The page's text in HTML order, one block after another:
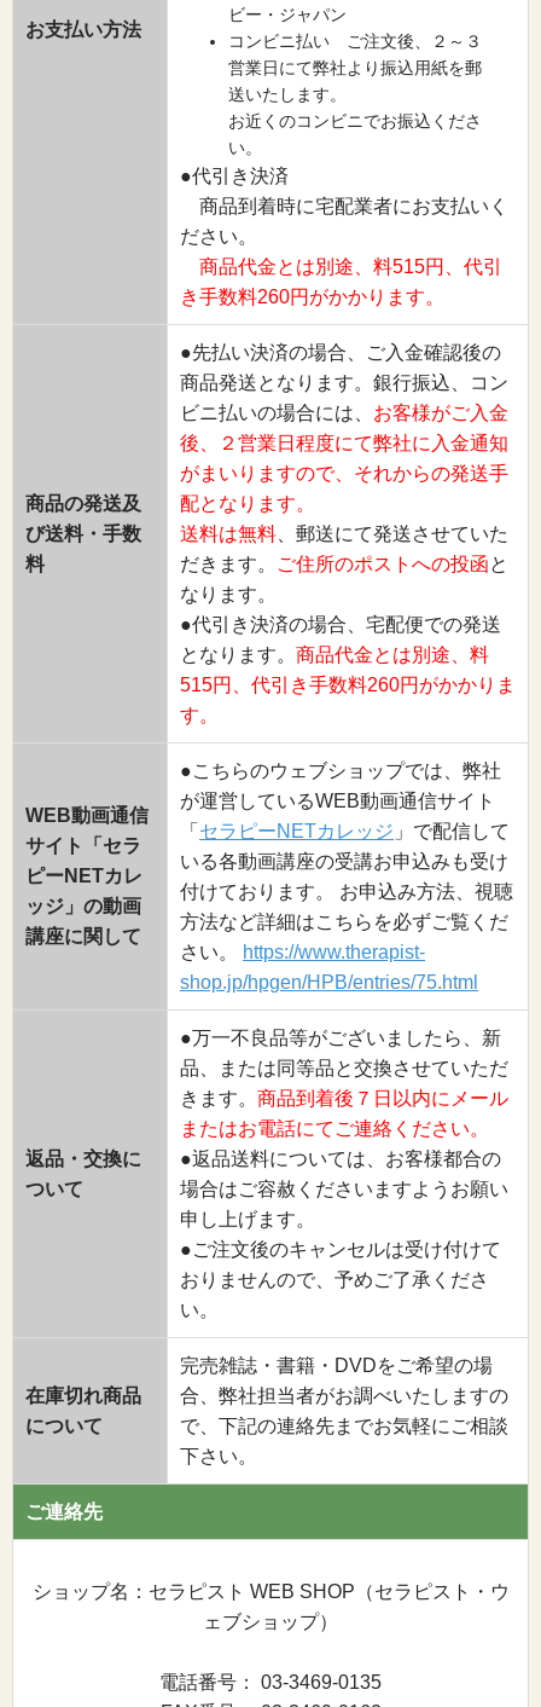
お支払い方法
ビー・ジャパン
コンビニ払い ご注文後、２～３
営業日にて弊社より振込用紙を郵
送いたします。
お近くのコンビニでお振込くださ
い。
●代引き決済
商品到着時に宅配業者にお支払いく
ださい。
商品代金とは別途、料515円、代引
き手数料260円がかかります。
商品の発送及
び送料・手数
料
●先払い決済の場合、ご入金確認後の
商品発送となります。銀行振込、コン
ビニ払いの場合には、 お客様がご入金
後、２営業日程度にて弊社に入金通知
がまいりますので、それからの発送手
配となります。
送料は無料、郵送にて発送させていた
だきます。
ご住所のポストへの投函と
なります。
●代引き決済の場合、宅配便での発送
となります。 商品代金とは別途、料
515円、代引き手数料260円がかかりま
す。
WEB動画通信
サイト「セラ
ピーNETカレ
ッジ」の動画
講座に関して
●こちらのウェブショップでは、弊社
が運営しているWEB動画通信サイト
「 セラピーNETカレッジ 」で配信して
いる各動画講座の受講お申込みも受け
付けております。 お申込み方法、視聴
方法など詳細はこちらを必ずご覧くだ
さい。
https://www.therapist-
shop.jp/hpgen/HPB/entries/75.html
返品・交換に
ついて
●万一不良品等がございましたら、新
品、または同等品と交換させていただ
きます。 商品到着後７日以内にメール
またはお電話にてご連絡ください。
●返品送料については、お客様都合の
場合はご容赦くださいますようお願い
申し上げます。
●ご注文後のキャンセルは受け付けて
おりませんので、予めご了承くださ
い。
在庫切れ商品
について
完売雑誌・書籍・DVDをご希望の場
合、弊社担当者がお調べいたしますの
で、下記の連絡先までお気軽にご相談
下さい。
ご連絡先
ショップ名：セラピスト WEB SHOP（セラピスト・ウ
ェブショップ）
電話番号： 03-3469-0135